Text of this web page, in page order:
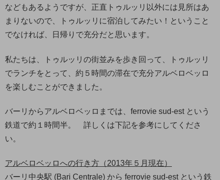
などもあるようですが、正直トゥルッリ以外には見所はあ
まりないので、トゥルッリに宿泊してみたい！ということ
でなければ、日帰りで充分だと思います。
私たちは、トゥルッリの街並みを歩き回って、トゥルッリ
でランチをとって、約５時間の滞在で充分アルベロベッロ
を楽しむことができました。
バーリからアルベロベッロまでは、ferrovie sud-est という
鉄道で約１時間半。 詳しくは下記を参考にしてくださ
い。
アルベロベッロへの行き方（2013年５月現在）
バーリ中央駅 (Bari Centrale) から ferrovie sud-est という鉄